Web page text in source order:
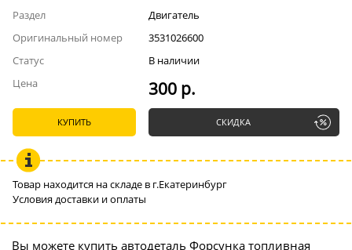
Раздел
Двигатель
Оригинальный номер
3531026600
Статус
В наличии
Цена
300 р.
КУПИТЬ СКИДКА
Товар находится на складе в г.Екатеринбург
Условия доставки и оплаты
Вы можете купить автодеталь Форсунка топливная